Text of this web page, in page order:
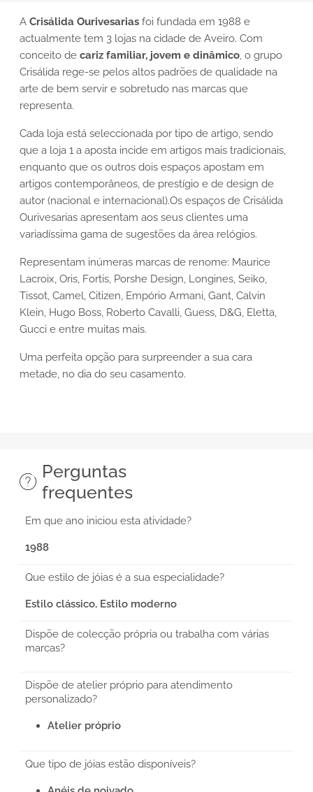
A Crisálida Ourivesarias foi fundada em 1988 e
actualmente tem 3 lojas na cidade de Aveiro. Com
conceito de cariz familiar, jovem e dinâmico, o grupo
Crisálida rege-se pelos altos padrões de qualidade na
arte de bem servir e sobretudo nas marcas que
representa.
Cada loja está seleccionada por tipo de artigo, sendo
que a loja 1 a aposta incide em artigos mais tradicionais,
enquanto que os outros dois espaços apostam em
artigos contemporâneos, de prestígio e de design de
autor (nacional e internacional).Os espaços de Crisálida
Ourivesarias apresentam aos seus clientes uma
variadíssima gama de sugestões da área relógios.
Representam inúmeras marcas de renome: Maurice
Lacroix, Oris, Fortis, Porshe Design, Longines, Seiko,
Tissot, Camel, Citizen, Empório Armani, Gant, Calvin
Klein, Hugo Boss, Roberto Cavalli, Guess, D&G, Eletta,
Gucci e entre muitas mais.
Uma perfeita opção para surpreender a sua cara
metade, no dia do seu casamento.
Perguntas
frequentes
Em que ano iniciou esta atividade?
1988
Que estilo de jóias é a sua especialidade?
Estilo clássico, Estilo moderno
Dispõe de colecção própria ou trabalha com várias
marcas?
Dispõe de atelier próprio para atendimento
personalizado?
Atelier próprio
Que tipo de jóias estão disponíveis?